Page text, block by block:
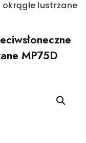
lustrzane
MP75D